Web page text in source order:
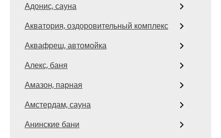
Адонис, сауна
Акватория, оздоровительный комплекс
Аквафреш, автомойка
Алекс, баня
Амазон, парная
Амстердам, сауна
Анинские бани